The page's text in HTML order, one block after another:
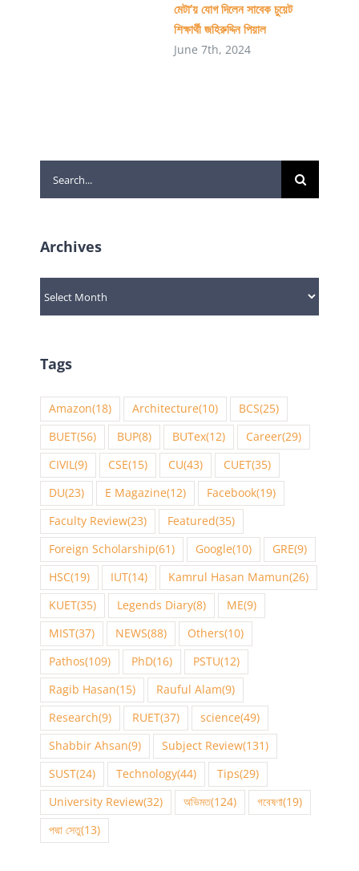
মেটা’য় যোগ দিলেন সাবেক চুয়েট
শিক্ষার্থী জহিরুদ্দিন পিয়াল
June 7th, 2024
Search
for:
Archives
Archives
Tags
Amazon(18) Architecture(10) BCS(25)
BUET(56) BUP(8) BUTex(12) Career(29)
CIVIL(9) CSE(15) CU(43) CUET(35)
DU(23) E Magazine(12) Facebook(19)
Faculty Review(23) Featured(35)
Foreign Scholarship(61) Google(10) GRE(9)
HSC(19) IUT(14) Kamrul Hasan Mamun(26)
KUET(35) Legends Diary(8) ME(9)
MIST(37) NEWS(88) Others(10)
Pathos(109) PhD(16) PSTU(12)
Ragib Hasan(15) Rauful Alam(9)
Research(9) RUET(37) science(49)
Shabbir Ahsan(9) Subject Review(131)
SUST(24) Technology(44) Tips(29)
University Review(32) অভিমত(124) গবেষণা(19)
পদ্মা সেতু(13)